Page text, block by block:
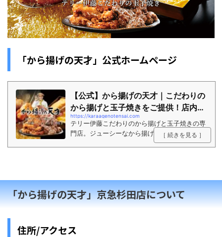
「から揚げの天才」公式ホームページ
【公式】から揚げの天才｜こだわりの
から揚げと玉子焼きをご提供！店内は
もちろん...
https://karaagenotensai.com
テリー伊藤こだわりのから揚げと玉子焼きの専
門店。ジューシーなから揚げとほんのり甘い玉
子焼きを、がっつり定食ランチやハイボールと
［ 続きを見る ］
「から揚げの天才」京急杉田店について
住所/アクセス